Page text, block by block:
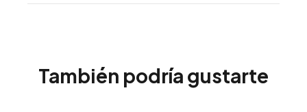
También podría gustarte